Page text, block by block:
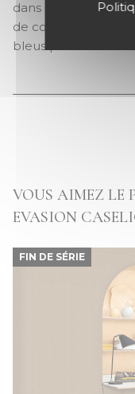
dans la déco ! Ils
de couleurs. À
bleus profonds ou
VOUS AIMEZ LE
EVASION
FIN DE SÉRIE